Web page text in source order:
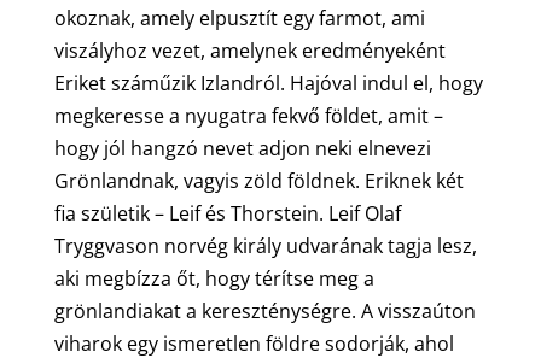
okoznak, amely elpusztít egy farmot, ami
viszályhoz vezet, amelynek eredményeként
Eriket száműzik Izlandról. Hajóval indul el, hogy
megkeresse a nyugatra fekvő földet, amit –
hogy jól hangzó nevet adjon neki elnevezi
Grönlandnak, vagyis zöld földnek. Eriknek két
fia születik – Leif és Thorstein. Leif Olaf
Tryggvason norvég király udvarának tagja lesz,
aki megbízza őt, hogy térítse meg a
grönlandiakat a kereszténységre. A visszaúton
viharok egy ismeretlen földre sodorják, ahol